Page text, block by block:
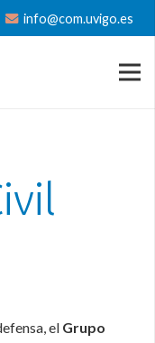
info@com.uvigo.es
el Grupo